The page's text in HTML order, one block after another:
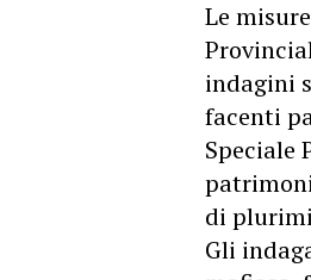
Le
indagini
facenti
Speciale
di
Gli